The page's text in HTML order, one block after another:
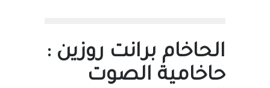
الحاخام برانت روزين :
حاخامية الصوت